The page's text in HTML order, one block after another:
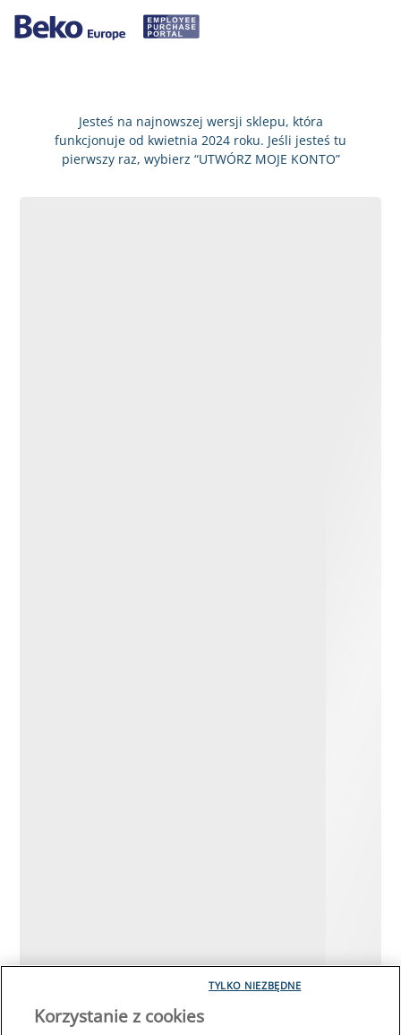
Jesteś na najnowszej wersji sklepu, która
funkcjonuje od kwietnia 2024 roku. Jeśli jesteś tu
pierwszy raz, wybierz “UTWÓRZ MOJE KONTO”
Korzystanie z cookies
TYLKO NIEZBĘDNE